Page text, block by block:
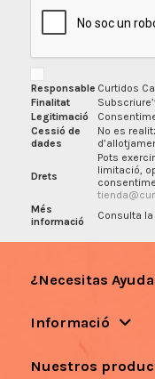
Responsable Curtidos
Finalitat
Legitimació
Cessió de
dades
No es
Drets
Pots
limitació,
Més
informació
Consulta
¿Necesitas
Informació
Nuestros